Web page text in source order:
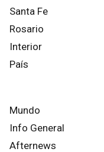
Santa Fe
Rosario
Interior
País
Mundo
Info General
Afternews